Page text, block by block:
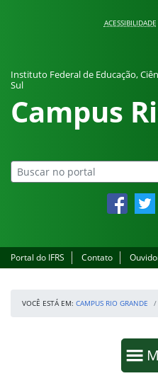
ACESSIBILIDADE
Instituto Federal de Educação,
Sul
Campus
Facebook Twitter
Portal do IFRS Contato
VOCÊ ESTÁ EM: CAMPUS RIO GRANDE